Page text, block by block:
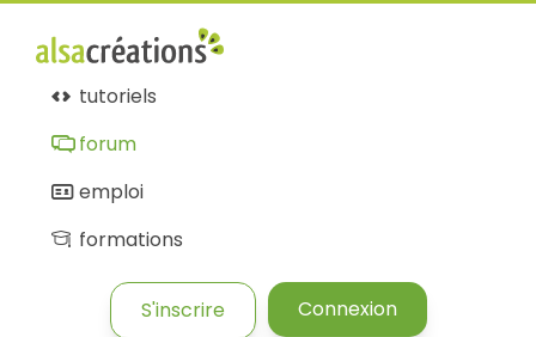
tutoriels
forum
emploi
formations
S'inscrire Connexion